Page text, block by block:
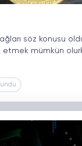
söz konusu
mümkün